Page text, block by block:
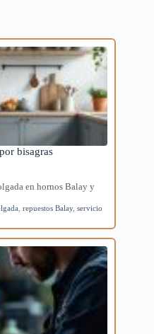
bisagras
en hornos Balay y
repuestos Balay, servicio